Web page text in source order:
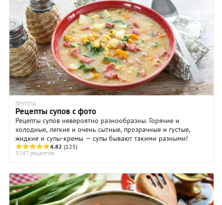
ГРУППА
Рецепты супов с фото
Рецепты супов невероятно разнообразны. Горячие и
холодные, легкие и очень сытные, прозрачные и густые,
жидкие и супы-кремы — супы бывают такими разными!
4.82 (125)
3247 рецептов